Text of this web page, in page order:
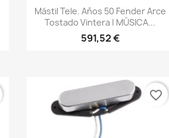
 Vista rápida
Mástil Tele. Años 50 Fender Arce
Tostado Vintera | MÚSICA...
591,52 €
favorite_border